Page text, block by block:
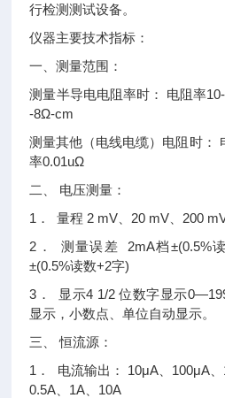
行检测测试设备。
仪器主要技术指标：
一、测量范围：
测量半导电电阻率时： 电阻率
-8Ω-cm
测量其他（电线电缆）电阻时：
率0.01uΩ
二、 电压测量：
1． 量程 2 mV、20 mV、200
2． 测量误差 2mA档±(0.5%
±(0.5%读数+2字)
3． 显示4 1/2 位数字显示
显示，小数点、单位自动显示。
三、 恒流源：
1． 电流输出： 10μA、100μA、
0.5A、1A、10A